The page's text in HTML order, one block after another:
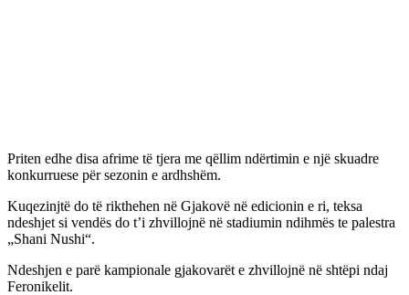
Priten edhe disa afrime të tjera me qëllim ndërtimin e një skuadre
konkurruese për sezonin e ardhshëm.
Kuqezinjtë do të rikthehen në Gjakovë në edicionin e ri, teksa
ndeshjet si vendës do t’i zhvillojnë në stadiumin ndihmës te palestra
„Shani Nushi“.
Ndeshjen e parë kampionale gjakovarët e zhvillojnë në shtëpi ndaj
Feronikelit.